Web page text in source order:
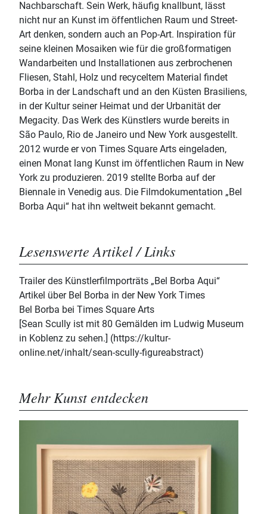
Nachbarschaft. Sein Werk, häufig knallbunt, lässt
nicht nur an Kunst im öffentlichen Raum und Street-
Art denken, sondern auch an Pop-Art. Inspiration für
seine kleinen Mosaiken wie für die großformatigen
Wandarbeiten und Installationen aus zerbrochenen
Fliesen, Stahl, Holz und recyceltem Material findet
Borba in der Landschaft und an den Küsten Brasiliens,
in der Kultur seiner Heimat und der Urbanität der
Megacity. Das Werk des Künstlers wurde bereits in
São Paulo, Rio de Janeiro und New York ausgestellt.
2012 wurde er von Times Square Arts eingeladen,
einen Monat lang Kunst im öffentlichen Raum in New
York zu produzieren. 2019 stellte Borba auf der
Biennale in Venedig aus. Die Filmdokumentation „Bel
Borba Aqui“ hat ihn weltweit bekannt gemacht.
Lesenswerte Artikel / Links
Trailer des Künstlerfilmporträts „Bel Borba Aqui“
Artikel über Bel Borba in der New York Times
Bel Borba bei Times Square Arts
[Sean Scully ist mit 80 Gemälden im Ludwig Museum
in Koblenz zu sehen.] (https://kultur-
online.net/inhalt/sean-scully-figureabstract)
Mehr Kunst entdecken